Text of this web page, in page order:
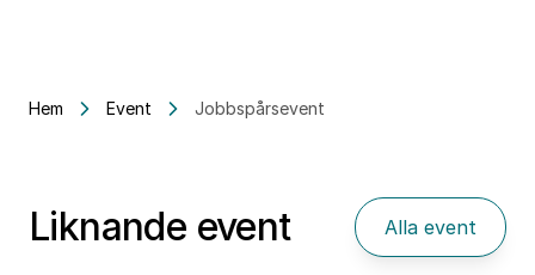
Hem Event Jobbspårsevent
Liknande event Alla event